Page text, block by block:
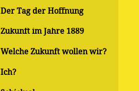
Der Tag der Hoffnung
Zukunft im Jahre 1889
Welche Zukunft wollen wir?
Ich?